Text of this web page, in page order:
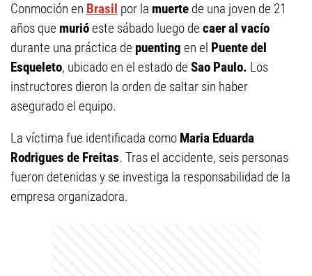
Conmoción en Brasil por la muerte de una joven de 21
años que murióeste sábado luego de caer al vacío
durante una práctica de puenting en el Puente del
Esqueleto, ubicado en el estado de Sao Paulo. Los
instructores dieron la orden de saltar sin haber
asegurado el equipo.
La víctima fue identificada como Maria Eduarda
Rodrigues de Freitas. Tras el accidente, seis personas
fueron detenidas y se investiga la responsabilidad de la
empresa organizadora.